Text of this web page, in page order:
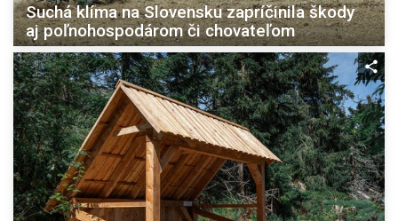
Suchá klíma na Slovensku zapríčinila škody
aj poľnohospodárom či chovateľom